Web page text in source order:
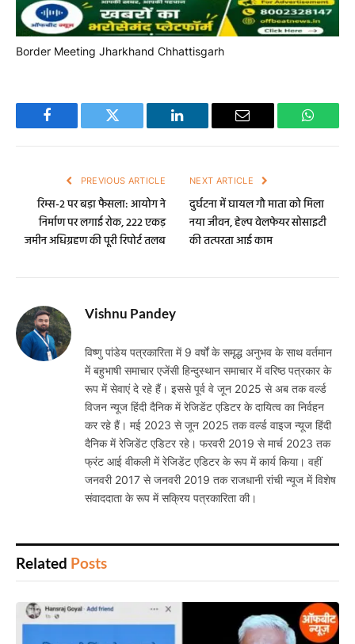
Border Meeting Jharkhand Chhattisgarh
Facebook Twitter LinkedIn Email
PREVIOUS ARTICLE
रिम्स-2 पर बड़ा फैसला: आयोग ने
निर्माण पर लगाई रोक, 222 एकड़
जमीन अधिग्रहण की पूरी रिपोर्ट तलब
NEXT ARTICLE
दुर्घटना में घायल गौ माता को मिला
नया जीवन, हेल्प वेलफेयर सोसाइटी
की तत्परता आई काम
Vishnu Pandey
विष्णु पांडेय पत्रकारिता में 9 वर्षों के समृद्ध अनुभव के साथ वर्तमान
में बहुभाषी समाचार एजेंसी हिन्दुस्थान समाचार में वरिष्ठ पत्रकार के
रूप में सेवाएं दे रहे हैं। इससे पूर्व वे जून 2025 से अब तक वर्ल्ड
विजन न्यूज हिंदी दैनिक में रेजिडेंट एडिटर के दायित्व का निर्वहन
कर रहे हैं। मई 2023 से जून 2025 तक वर्ल्ड वाइज न्यूज हिंदी
दैनिक में रेजिडेंट एडिटर रहे। फरवरी 2019 से मार्च 2023 तक
फ्रंट आई वीकली में रेजिडेंट एडिटर के रूप में कार्य किया। वहीं
जनवरी 2017 से जनवरी 2019 तक राजधानी रांची न्यूज में विशेष
संवाददाता के रूप में सक्रिय पत्रकारिता की।
Related Posts